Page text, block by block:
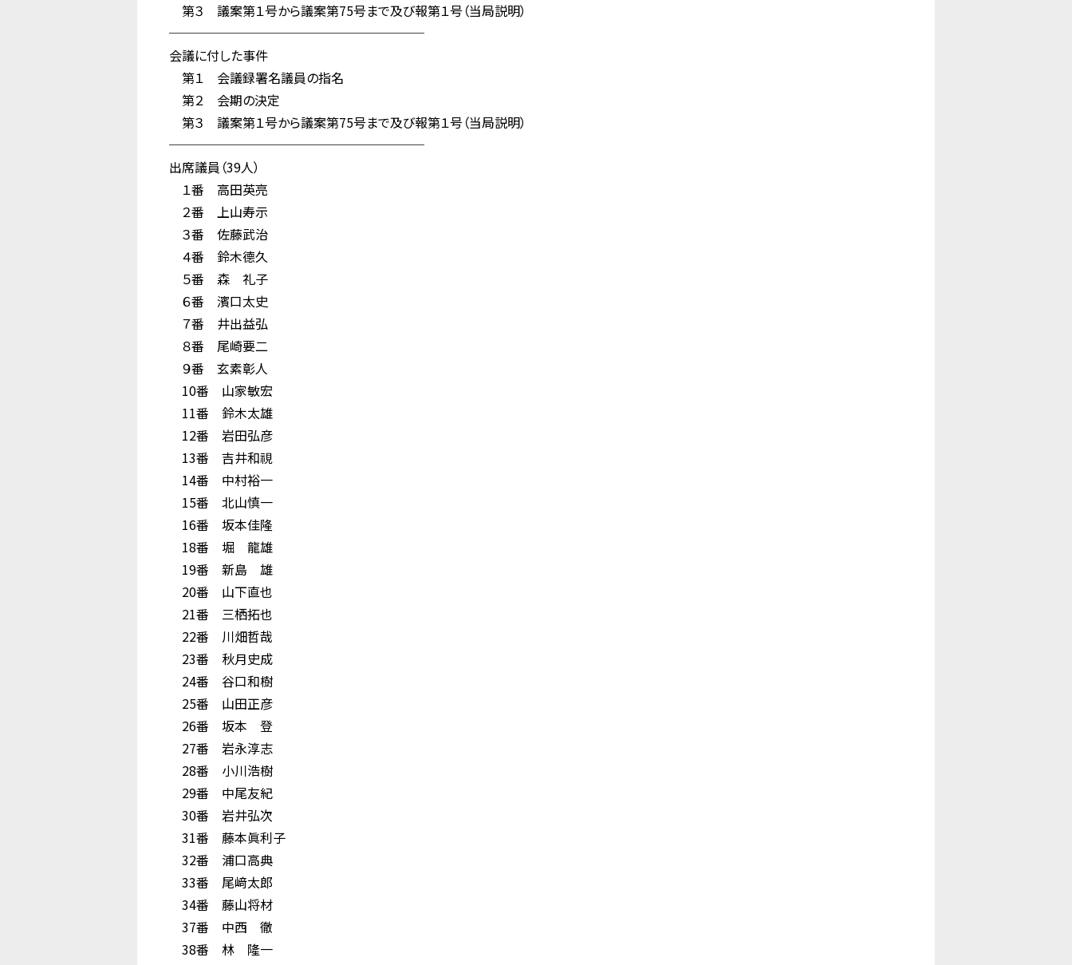
第３ 議案第１号から議案第75号まで及び報第１号（当局説明）
────────────────────
会議に付した事件
第１ 会議録署名議員の指名
第２ 会期の決定
第３ 議案第１号から議案第75号まで及び報第１号（当局説明）
────────────────────
出席議員（39人）
１番 高田英亮
２番 上山寿示
３番 佐藤武治
４番 鈴木德久
５番 森 礼子
６番 濱口太史
７番 井出益弘
８番 尾崎要二
９番 玄素彰人
10番 山家敏宏
11番 鈴木太雄
12番 岩田弘彦
13番 吉井和視
14番 中村裕一
15番 北山慎一
16番 坂本佳隆
18番 堀 龍雄
19番 新島 雄
20番 山下直也
21番 三栖拓也
22番 川畑哲哉
23番 秋月史成
24番 谷口和樹
25番 山田正彦
26番 坂本 登
27番 岩永淳志
28番 小川浩樹
29番 中尾友紀
30番 岩井弘次
31番 藤本眞利子
32番 浦口高典
33番 尾﨑太郎
34番 藤山将材
37番 中西 徹
38番 林 隆一